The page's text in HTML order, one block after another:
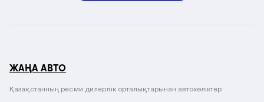
ЖАҢА АВТО
Қазақстанның ресми дилерлік орталықтарынан автокөліктер